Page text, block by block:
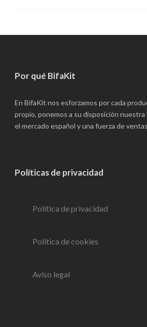
Por qué BifaKit
En BifaKit nos esforzamos por cada
propio, ponemos a su disposición nuestra
el mercado español y una fuerza de
Políticas de privacidad
Política de privacidad
Política de cookies
Aviso legal